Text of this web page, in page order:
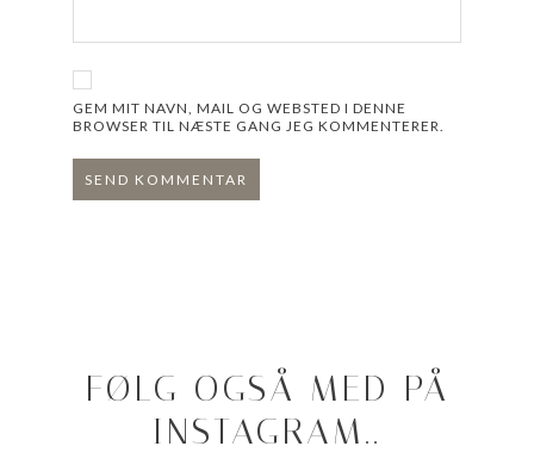
GEM MIT NAVN, MAIL OG WEBSTED I DENNE
BROWSER TIL NÆSTE GANG JEG KOMMENTERER.
FØLG OGSÅ MED PÅ
INSTAGRAM..